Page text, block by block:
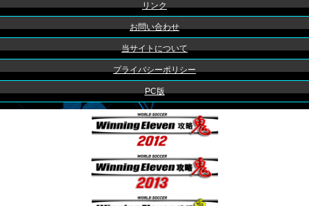
リンク
お問い合わせ
当サイトについて
プライバシーポリシー
PC版